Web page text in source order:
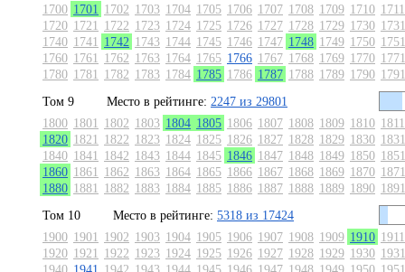
1700 1701 1702 1703 1704 1705 1706 1707 1708 1709 1710 1711
1720 1721 1722 1723 1724 1725 1726 1727 1728 1729 1730 1731
1740 1741 1742 1743 1744 1745 1746 1747 1748 1749 1750 1751
1760 1761 1762 1763 1764 1765 1766 1767 1768 1769 1770 1771
1780 1781 1782 1783 1784 1785 1786 1787 1788 1789 1790 1791
Том 9
Место в рейтинге: 2247 из 29801
1800 1801 1802 1803 1804 1805 1806 1807 1808 1809 1810 1811
1820 1821 1822 1823 1824 1825 1826 1827 1828 1829 1830 1831
1840 1841 1842 1843 1844 1845 1846 1847 1848 1849 1850 1851
1860 1861 1862 1863 1864 1865 1866 1867 1868 1869 1870 1871
1880 1881 1882 1883 1884 1885 1886 1887 1888 1889 1890 1891
Том 10
Место в рейтинге: 5318 из 17424
1900 1901 1902 1903 1904 1905 1906 1907 1908 1909 1910 1911
1920 1921 1922 1923 1924 1925 1926 1927 1928 1929 1930 1931